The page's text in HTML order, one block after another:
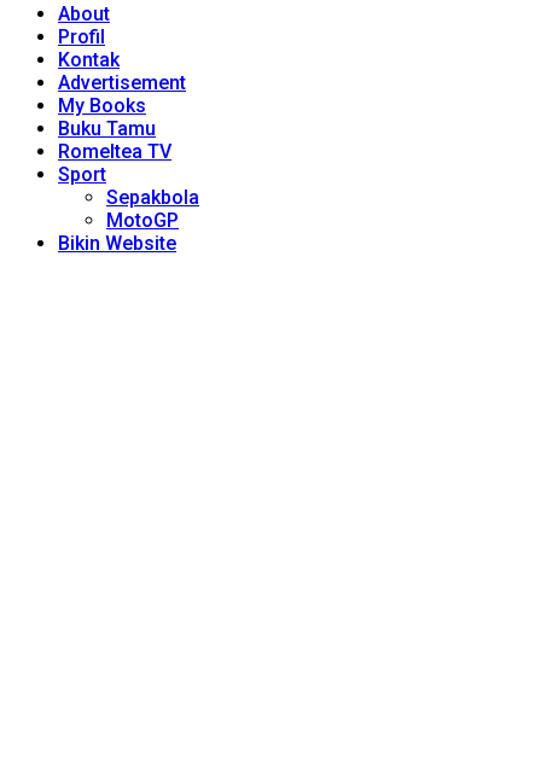
About
Profil
Kontak
Advertisement
My Books
Buku Tamu
Romeltea TV
Sport
Sepakbola
MotoGP
Bikin Website